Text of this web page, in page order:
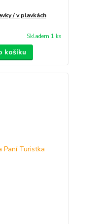
/ v plavkách
Skladem 1 ks
košíku